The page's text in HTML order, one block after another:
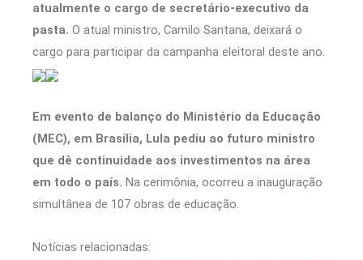
atualmente o cargo de secretário-executivo da
pasta. O atual ministro, Camilo Santana, deixará o
cargo para participar da campanha eleitoral deste ano.
Em evento de balanço do Ministério da Educação
(MEC), em Brasília, Lula pediu ao futuro ministro
que dê continuidade aos investimentos na área
em todo o país. Na cerimônia, ocorreu a inauguração
simultânea de 107 obras de educação.
Notícias relacionadas: